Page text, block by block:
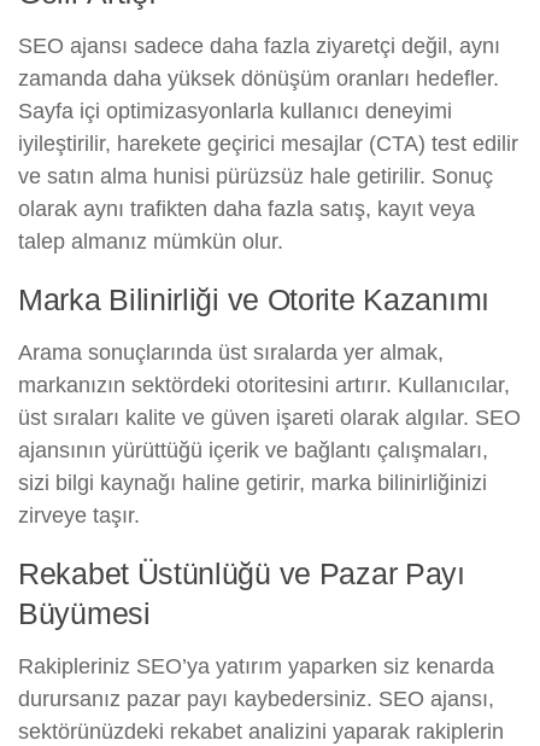
SEO ajansı sadece daha fazla ziyaretçi değil, aynı
zamanda daha yüksek dönüşüm oranları hedefler.
Sayfa içi optimizasyonlarla kullanıcı deneyimi
iyileştirilir, harekete geçirici mesajlar (CTA) test edilir
ve satın alma hunisi pürüzsüz hale getirilir. Sonuç
olarak aynı trafikten daha fazla satış, kayıt veya
talep almanız mümkün olur.
Marka Bilinirliği ve Otorite Kazanımı
Arama sonuçlarında üst sıralarda yer almak,
markanızın sektördeki otoritesini artırır. Kullanıcılar,
üst sıraları kalite ve güven işareti olarak algılar. SEO
ajansının yürüttüğü içerik ve bağlantı çalışmaları,
sizi bilgi kaynağı haline getirir, marka bilinirliğinizi
zirveye taşır.
Rekabet Üstünlüğü ve Pazar Payı
Büyümesi
Rakipleriniz SEO’ya yatırım yaparken siz kenarda
durursanız pazar payı kaybedersiniz. SEO ajansı,
sektörünüzdeki rekabet analizini yaparak rakiplerin